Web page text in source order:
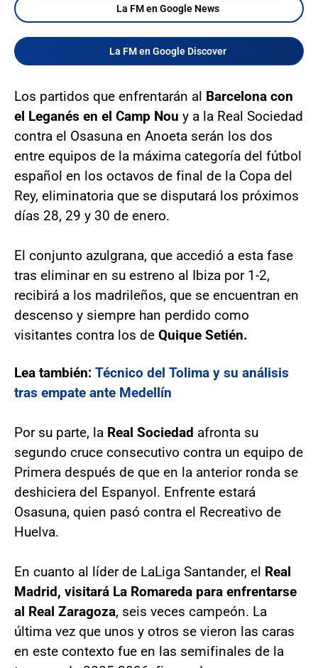
La FM en Google News
La FM en Google Discover
Los partidos que enfrentarán al Barcelona con
el Leganés en el Camp Nou y a la Real Sociedad
contra el Osasuna en Anoeta serán los dos
entre equipos de la máxima categoría del fútbol
español en los octavos de final de la Copa del
Rey, eliminatoria que se disputará los próximos
días 28, 29 y 30 de enero.
El conjunto azulgrana, que accedió a esta fase
tras eliminar en su estreno al Ibiza por 1-2,
recibirá a los madrileños, que se encuentran en
descenso y siempre han perdido como
visitantes contra los de Quique Setién.
Lea también: Técnico del Tolima y su análisis
tras empate ante Medellín
Por su parte, la Real Sociedad afronta su
segundo cruce consecutivo contra un equipo de
Primera después de que en la anterior ronda se
deshiciera del Espanyol. Enfrente estará
Osasuna, quien pasó contra el Recreativo de
Huelva.
En cuanto al líder de LaLiga Santander, el Real
Madrid, visitará La Romareda para enfrentarse
al Real Zaragoza, seis veces campeón. La
última vez que unos y otros se vieron las caras
en este contexto fue en las semifinales de la